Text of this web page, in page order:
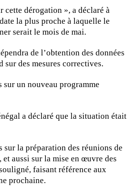
dérogation », a déclaré à
la plus proche à laquelle le
serait le mois de mai.
de l’obtention des données
sur des mesures correctives.
sur un nouveau programme
a déclaré que la situation était
sur la préparation des réunions de
aussi sur la mise en œuvre des
faisant référence aux
prochaine.